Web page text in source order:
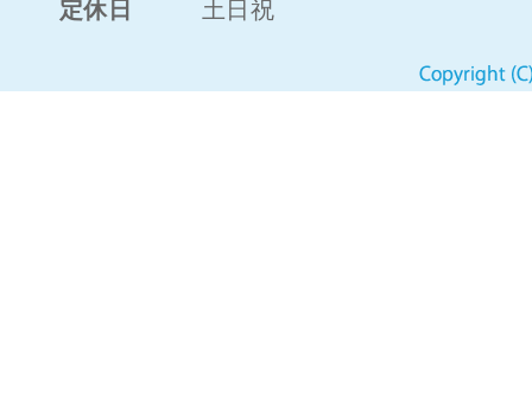
定休日
土日祝